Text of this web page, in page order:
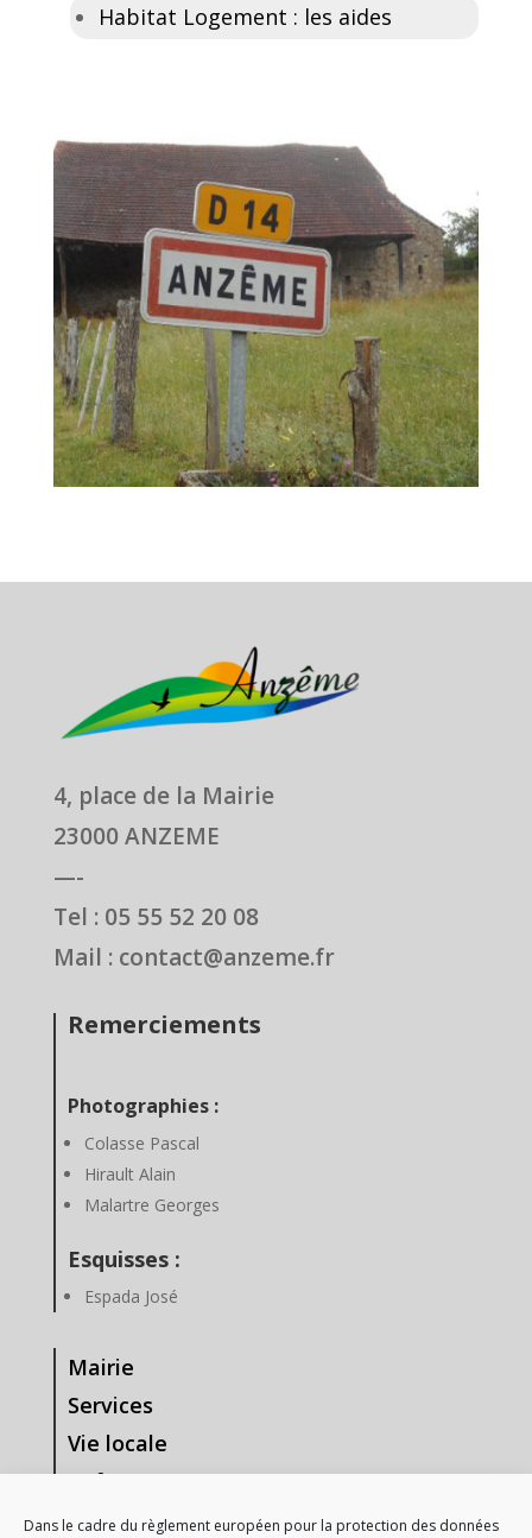
Dans le cadre du règlement européen pour la protection des données
Habitat Logement : les aides
4, place de la Mairie
23000 ANZEME
—-
Tel : 05 55 52 20 08
Mail : contact@anzeme.fr
Remerciements
Photographies :
Colasse Pascal
Hirault Alain
Malartre Georges
Esquisses :
Espada José
Mairie
Services
Vie locale
Enfance & Jeunesse
Tourisme & Loisirs